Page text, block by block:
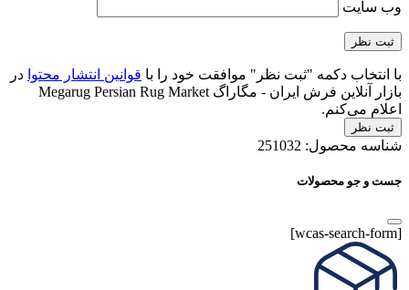
وب‌ سایت
با انتخاب دکمه "ثبت نظر" موافقت خود را با قوانین انتشار محتوا در
بازار آنلاین فرش ایران - مگاراگ Megarug Persian Rug Market
اعلام می‌کنم.
ثبت نظر
شناسه محصول: 251032
جست و جو محصولات
[wcas-search-form]